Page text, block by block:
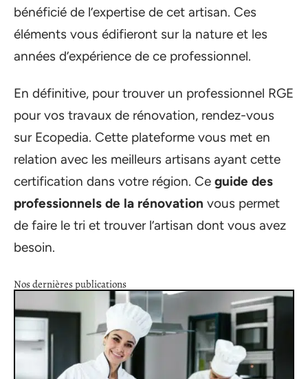
bénéficié de l’expertise de cet artisan. Ces
éléments vous édifieront sur la nature et les
années d’expérience de ce professionnel.
En définitive, pour trouver un professionnel RGE
pour vos travaux de rénovation, rendez-vous
sur Ecopedia. Cette plateforme vous met en
relation avec les meilleurs artisans ayant cette
certification dans votre région. Ce guide des
professionnels de la rénovation vous permet
de faire le tri et trouver l’artisan dont vous avez
besoin.
Nos dernières publications